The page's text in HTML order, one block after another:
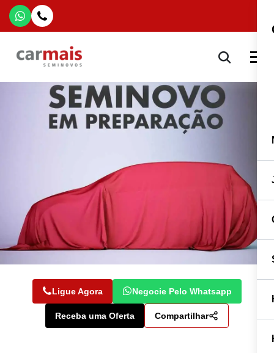
Ligue Agora Negocie Pelo Whatsapp
Receba uma Oferta Compartilhar